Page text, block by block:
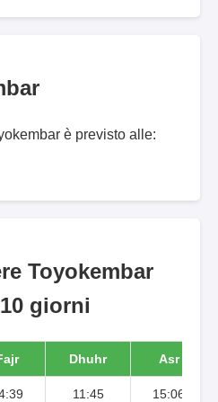
è previsto alle:
Toyokembar
giorni
Dhuhr Asr
11:45 15:06